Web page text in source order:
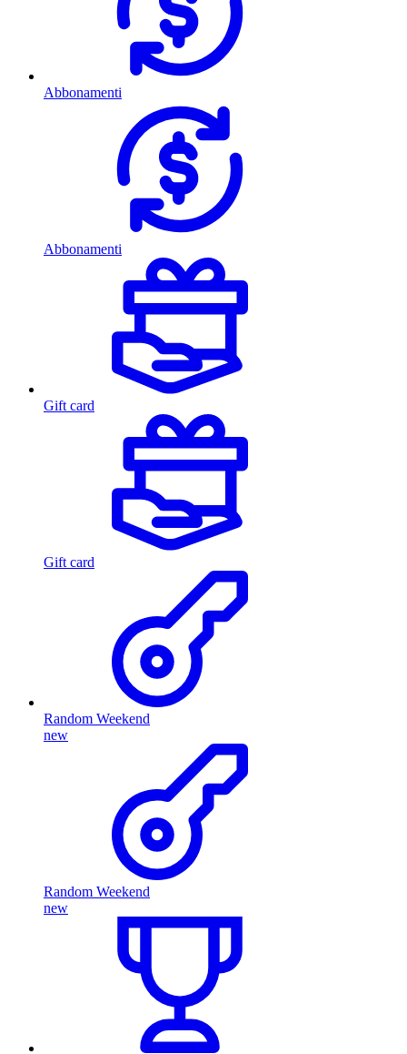
Abbonamenti
Abbonamenti
Gift card
Gift card
Random Weekend
new
Random Weekend
new